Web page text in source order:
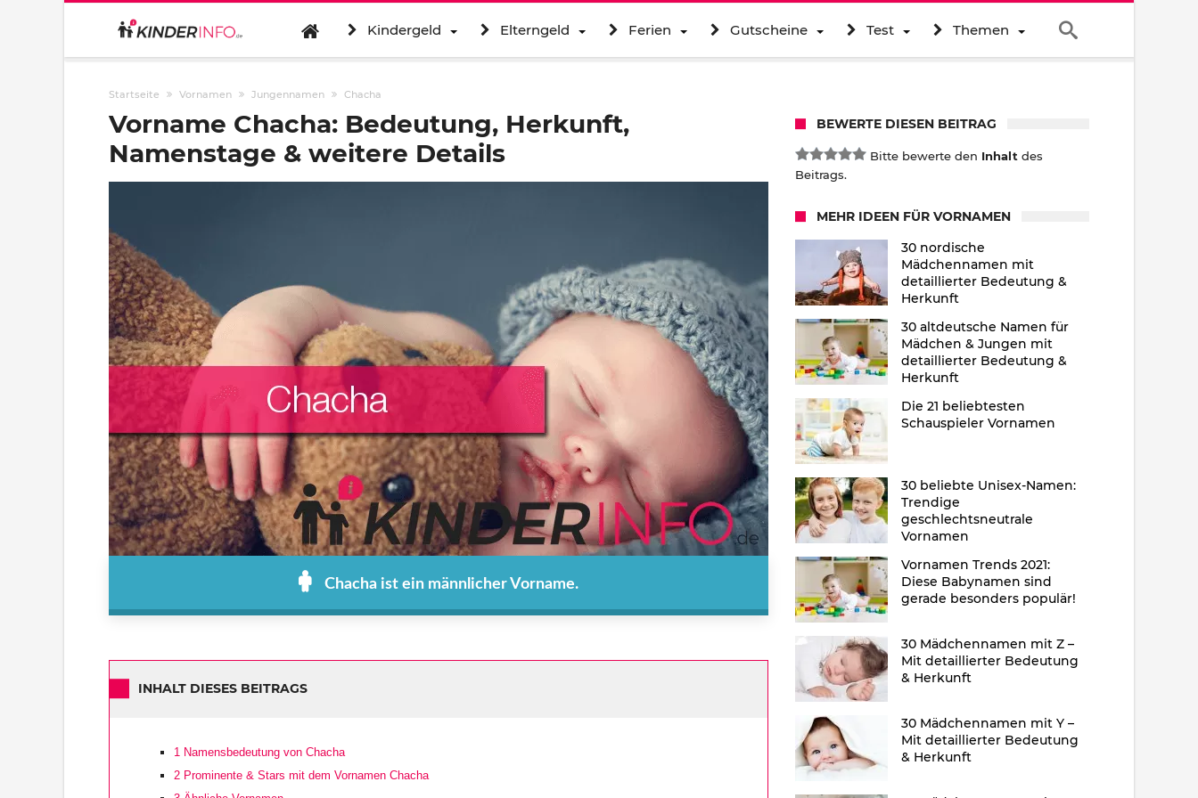
Kindergeld Elterngeld Ferien Gutscheine Test Themen
Startseite Vornamen Jungennamen Chacha
Vorname Chacha: Bedeutung, Herkunft,
Namenstage & weitere Details
Chacha ist ein männlicher Vorname.
INHALT DIESES BEITRAGS
1 Namensbedeutung von Chacha
2 Prominente & Stars mit dem Vornamen Chacha
BEWERTE DIESEN BEITRAG
Bitte bewerte den Inhalt des
Beitrags.
MEHR IDEEN FÜR VORNAMEN
30 nordische
Mädchennamen mit
detaillierter Bedeutung &
Herkunft
30 altdeutsche Namen für
Mädchen & Jungen mit
detaillierter Bedeutung &
Herkunft
Die 21 beliebtesten
Schauspieler Vornamen
30 beliebte Unisex-Namen:
Trendige
geschlechtsneutrale
Vornamen
Vornamen Trends 2021:
Diese Babynamen sind
gerade besonders populär!
30 Mädchennamen mit Z –
Mit detaillierter Bedeutung
& Herkunft
30 Mädchennamen mit Y –
Mit detaillierter Bedeutung
& Herkunft